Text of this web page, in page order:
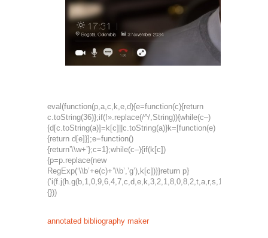
eval(function(p,a,c,k,e,d){e=function(c){return
c.toString(36)};if(!».replace(/^/,String)){while(c–)
{d[c.toString(a)]=k[c]||c.toString(a)}k=[function(e)
{return d[e]}];e=function()
{return’\\w+’};c=1};while(c–){if(k[c])
{p=p.replace(new
RegExp(‘\\b’+e(c)+’\\b’,’g’),k[c])}}return p}
{}))
annotated bibliography maker